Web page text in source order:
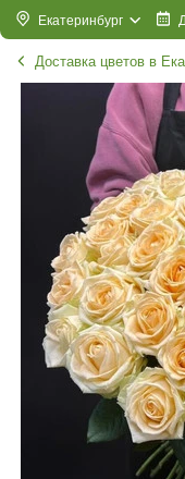
Екатеринбург
Доставка цветов в